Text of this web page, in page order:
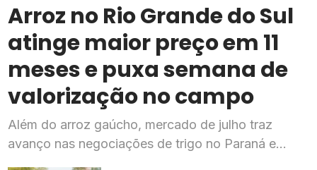
Arroz no Rio Grande do Sul
atinge maior preço em 11
meses e puxa semana de
valorização no campo
Além do arroz gaúcho, mercado de julho traz
avanço nas negociações de trigo no Paraná e